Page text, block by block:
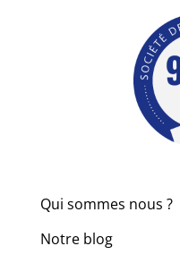
Qui sommes nous ?
Notre blog